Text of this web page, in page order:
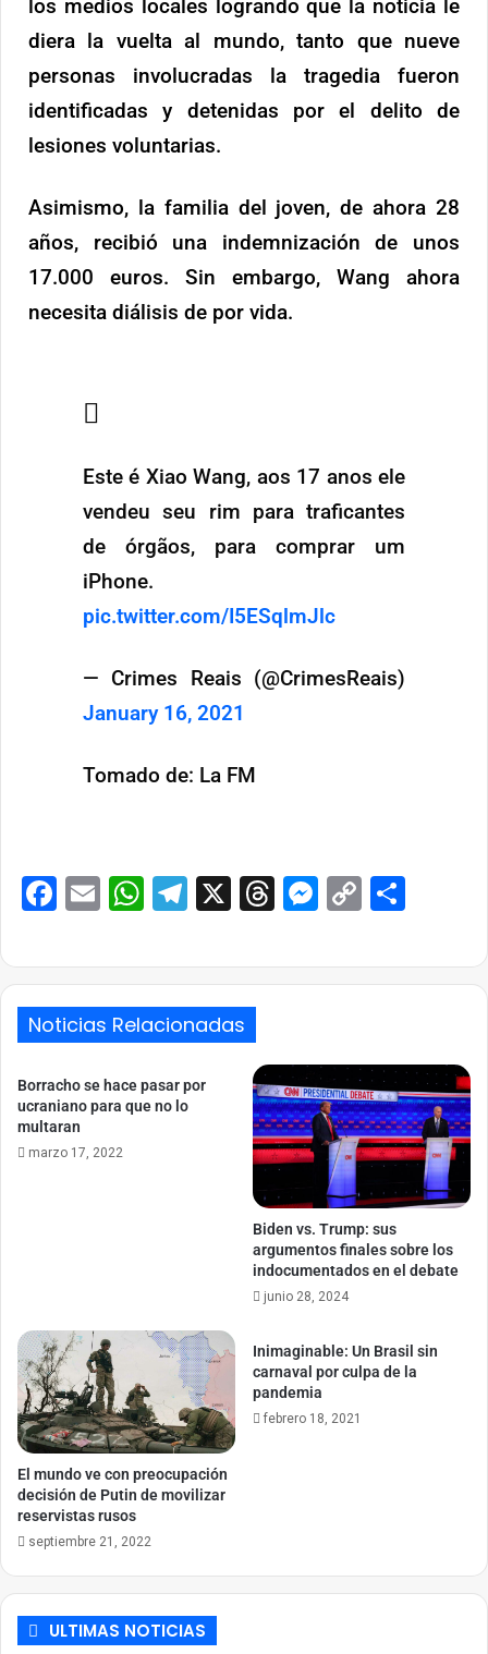
los medios locales logrando que la noticia le
diera la vuelta al mundo, tanto que nueve
personas involucradas la tragedia fueron
identificadas y detenidas por el delito de
lesiones voluntarias.
Asimismo, la familia del joven, de ahora 28
años, recibió una indemnización de unos
17.000 euros. Sin embargo, Wang ahora
necesita diálisis de por vida.
Este é Xiao Wang, aos 17 anos ele
vendeu seu rim para traficantes
de órgãos, para comprar um
iPhone.
pic.twitter.com/I5ESqlmJlc
— Crimes Reais (@CrimesReais)
January 16, 2021
Tomado de: La FM
Facebook
EmailWhatsApp
Telegram
X ThreadsCopy
Noticias Relacionadas
Borracho se hace pasar por
ucraniano para que no lo
multaran
marzo 17, 2022
Biden vs. Trump: sus
argumentos finales sobre los
indocumentados en el debate
junio 28, 2024
El mundo ve con preocupación
decisión de Putin de movilizar
reservistas rusos
septiembre 21, 2022
Inimaginable: Un Brasil sin
carnaval por culpa de la
pandemia
febrero 18, 2021
ULTIMAS NOTICIAS